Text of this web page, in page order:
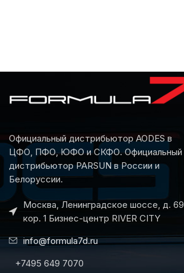
Официальный дистрибьютор AODES в
ЦФО, ПФО, ЮФО и СКФО. Официальный
дистрибьютор PARSUN в России и
Белоруссии.
Москва, Ленинградское шоссе, д. 69,
кор. 1 Бизнес-центр RIVER CITY
info@formula7d.ru
+7495 649 7070